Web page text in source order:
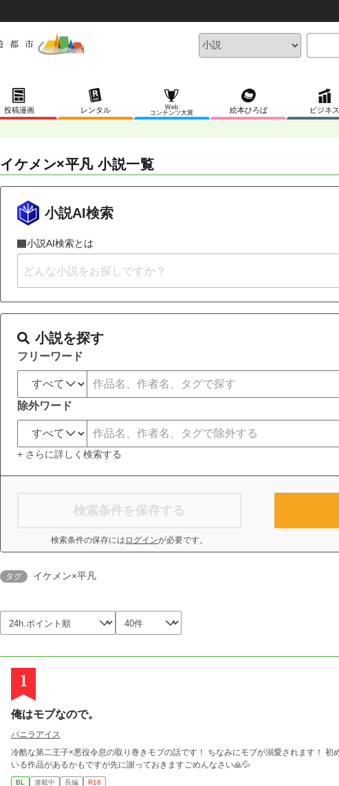
投稿漫画 レンタル
Web
コンテンツ大賞
絵本ひろば ビジネス
イケメン×平凡 小説一覧
小説AI検索
小説AI検索とは
小説を探す
フリーワード
除外ワード
+ さらに詳しく検索する
検索条件を保存する
検索条件の保存には ログインが必要です。
タグ イケメン×平凡
1
俺はモブなので。
バニラアイス
冷酷な第二王子×悪役令息の取り巻きモブの話です！ ちなみにモブが溺愛されます！ 初めて書くので誤字脱字お許しください💦 似て
いる作品があるかもですが先に謝っておきますごめんなさい🙏💦
BL 連載中 長編 R18